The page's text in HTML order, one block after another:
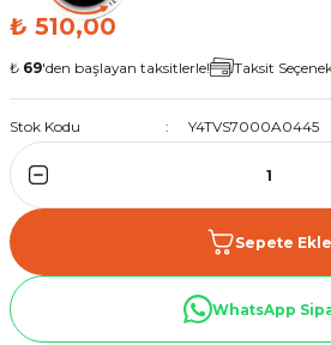
₺ 510,00
₺ 69'den başlayan taksitlerle! Taksit
Stok Kodu Y4TVS7000A0445
Sepete Ekle
WhatsApp